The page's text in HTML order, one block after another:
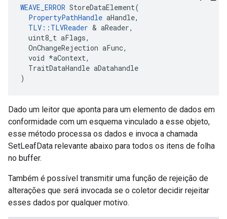
WEAVE_ERROR StoreDataElement(
PropertyPathHandle aHandle,
TLV::TLVReader & aReader,
  uint8_t aFlags,
  OnChangeRejection aFunc,
  void *aContext,
  TraitDataHandle aDatahandle
)
Dado um leitor que aponta para um elemento de dados em
conformidade com um esquema vinculado a esse objeto,
esse método processa os dados e invoca a chamada
SetLeafData relevante abaixo para todos os itens de folha
no buffer.
Também é possível transmitir uma função de rejeição de
alterações que será invocada se o coletor decidir rejeitar
esses dados por qualquer motivo.